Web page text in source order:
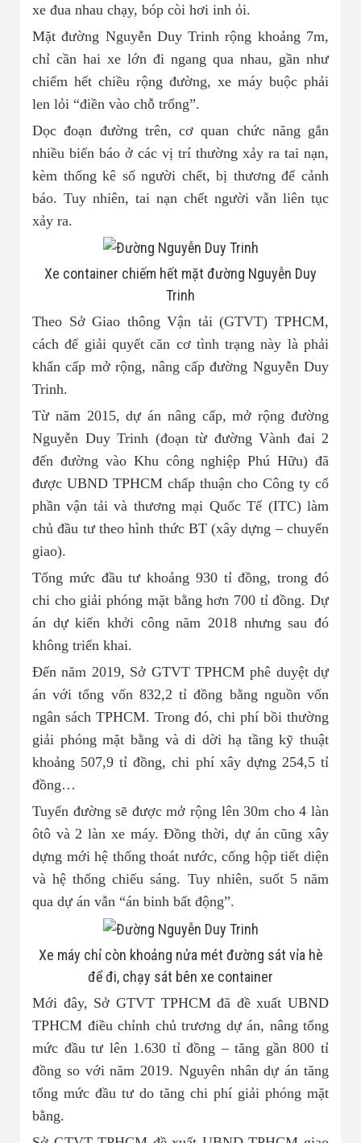
xe đua nhau chạy, bóp còi hơi inh ỏi.
Mặt đường Nguyễn Duy Trinh rộng khoảng 7m,
chỉ cần hai xe lớn đi ngang qua nhau, gần như
chiếm hết chiều rộng đường, xe máy buộc phải
len lỏi “điền vào chỗ trống”.
Dọc đoạn đường trên, cơ quan chức năng gắn
nhiều biển báo ở các vị trí thường xảy ra tai nạn,
kèm thống kê số người chết, bị thương để cảnh
báo. Tuy nhiên, tai nạn chết người vẫn liên tục
xảy ra.
Xe container chiếm hết mặt đường Nguyễn Duy
Trinh
Theo Sở Giao thông Vận tải (GTVT) TPHCM,
cách để giải quyết căn cơ tình trạng này là phải
khẩn cấp mở rộng, nâng cấp đường Nguyễn Duy
Trinh.
Từ năm 2015, dự án nâng cấp, mở rộng đường
Nguyễn Duy Trinh (đoạn từ đường Vành đai 2
đến đường vào Khu công nghiệp Phú Hữu) đã
được UBND TPHCM chấp thuận cho Công ty cổ
phần vận tải và thương mại Quốc Tế (ITC) làm
chủ đầu tư theo hình thức BT (xây dựng – chuyển
giao).
Tổng mức đầu tư khoảng 930 tỉ đồng, trong đó
chi cho giải phóng mặt bằng hơn 700 tỉ đồng. Dự
án dự kiến khởi công năm 2018 nhưng sau đó
không triển khai.
Đến năm 2019, Sở GTVT TPHCM phê duyệt dự
án với tổng vốn 832,2 tỉ đồng bằng nguồn vốn
ngân sách TPHCM. Trong đó, chi phí bồi thường
giải phóng mặt bằng và di dời hạ tầng kỹ thuật
khoảng 507,9 tỉ đồng, chi phí xây dựng 254,5 tỉ
đồng…
Tuyến đường sẽ được mở rộng lên 30m cho 4 làn
ôtô và 2 làn xe máy. Đồng thời, dự án cũng xây
dựng mới hệ thống thoát nước, cống hộp tiết diện
và hệ thống chiếu sáng. Tuy nhiên, suốt 5 năm
qua dự án vẫn “án binh bất động”.
Xe máy chỉ còn khoảng nửa mét đường sát vỉa hè
để đi, chạy sát bên xe container
Mới đây, Sở GTVT TPHCM đã đề xuất UBND
TPHCM điều chỉnh chủ trương dự án, nâng tổng
mức đầu tư lên 1.630 tỉ đồng – tăng gần 800 tỉ
đồng so với năm 2019. Nguyên nhân dự án tăng
tổng mức đầu tư do tăng chi phí giải phóng mặt
bằng.